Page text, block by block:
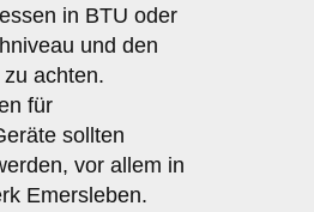
in BTU oder
und den
achten.
für
sollten
vor allem in
Emersleben.